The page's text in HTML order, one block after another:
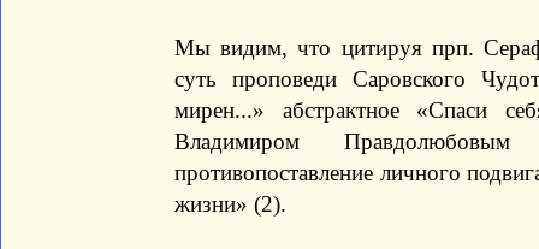
Мы видим, что цитируя прп.
суть проповеди Саровского
мирен...» абстрактное «Спаси
Владимиром
противопоставление личного
жизни» (2).